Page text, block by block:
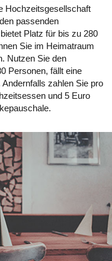
Hochzeitsgesellschaft
passenden
Platz für bis zu 280
Sie im Heimatraum
Nutzen Sie den
Personen, fällt eine
zahlen Sie pro
und 5 Euro